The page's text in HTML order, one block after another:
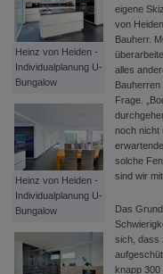
Heinz von Heiden -
Individualplanung U-
Bungalow
Heinz von Heiden -
Individualplanung U-
Bungalow
eigene
von
Bauherr.
alles
Frage.
noch nicht
solche
sind wir
Das
sich, dass
knapp 300